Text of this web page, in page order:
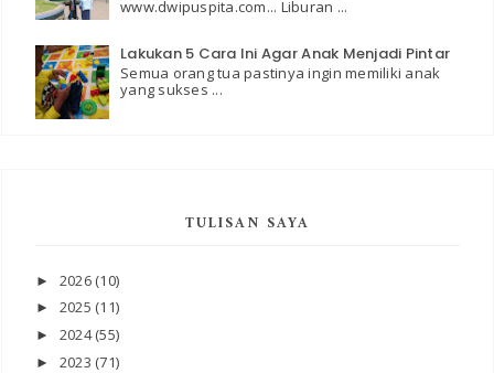
www.dwipuspita.com... Liburan ...
Lakukan 5 Cara Ini Agar Anak Menjadi Pintar
Semua orang tua pastinya ingin memiliki anak
yang sukses ...
TULISAN SAYA
► 2026 (10)
► 2025 (11)
► 2024(55)
► 2023 (71)